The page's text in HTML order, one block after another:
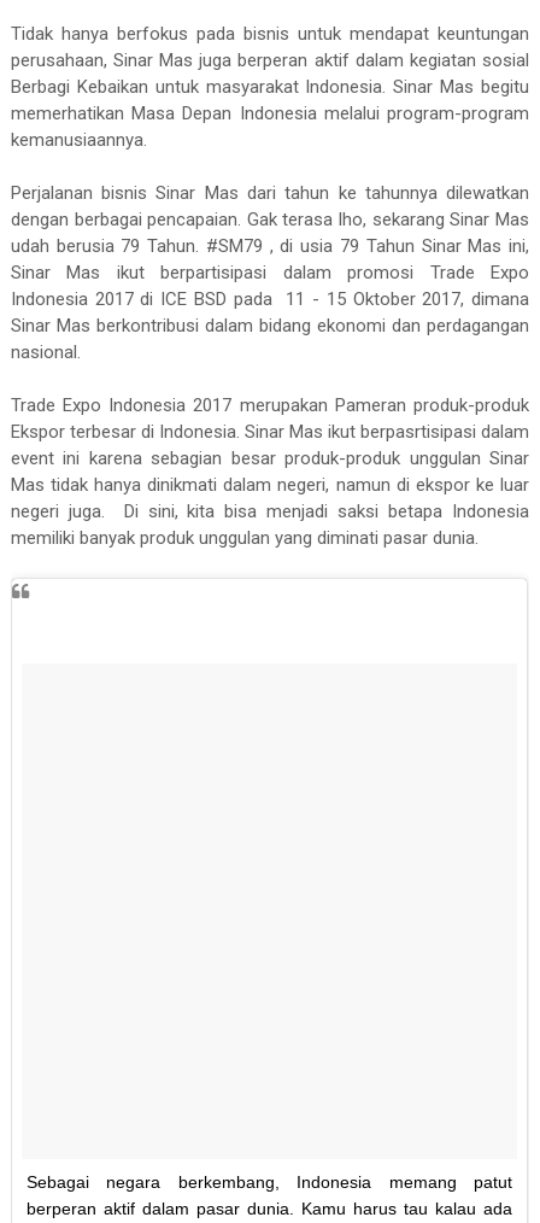
Tidak hanya berfokus pada bisnis untuk mendapat keuntungan
perusahaan, Sinar Mas juga berperan aktif dalam kegiatan sosial
Berbagi Kebaikan untuk masyarakat Indonesia. Sinar Mas begitu
memerhatikan Masa Depan Indonesia melalui program-program
kemanusiaannya.
Perjalanan bisnis Sinar Mas dari tahun ke tahunnya dilewatkan
dengan berbagai pencapaian. Gak terasa lho, sekarang Sinar Mas
udah berusia 79 Tahun. #SM79 , di usia 79 Tahun Sinar Mas ini,
Sinar Mas ikut berpartisipasi dalam promosi Trade Expo
Indonesia 2017 di ICE BSD pada 11 - 15 Oktober 2017, dimana
Sinar Mas berkontribusi dalam bidang ekonomi dan perdagangan
nasional.
Trade Expo Indonesia 2017 merupakan Pameran produk-produk
Ekspor terbesar di Indonesia. Sinar Mas ikut berpasrtisipasi dalam
event ini karena sebagian besar produk-produk unggulan Sinar
Mas tidak hanya dinikmati dalam negeri, namun di ekspor ke luar
negeri juga. Di sini, kita bisa menjadi saksi betapa Indonesia
memiliki banyak produk unggulan yang diminati pasar dunia.
Sebagai negara berkembang, Indonesia memang patut
berperan aktif dalam pasar dunia. Kamu harus tau kalau ada